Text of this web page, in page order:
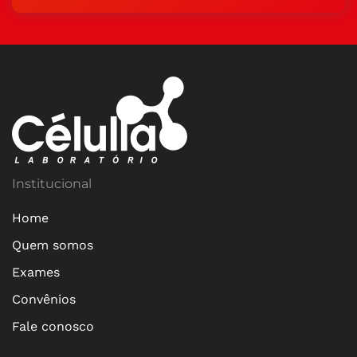
Institucional
Home
Quem somos
Exames
Convênios
Fale conosco